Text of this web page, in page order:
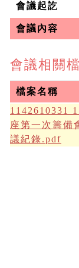
會議起訖
會議內容
會議相關
檔案名稱
1142610331
座第一次籌備
議紀錄.pdf